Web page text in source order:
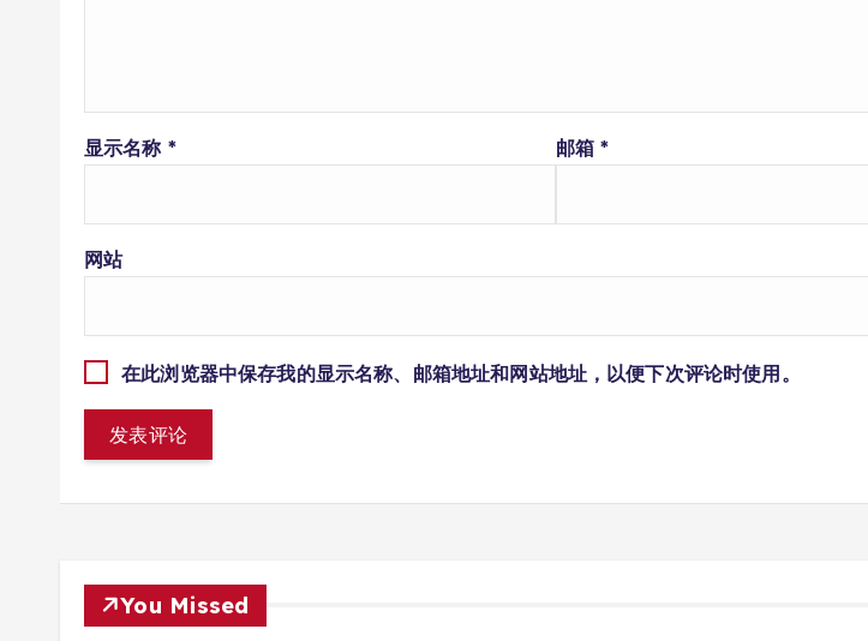
显示名称 * 邮箱*
网站
在此浏览器中保存我的显示名称、邮箱地址和网站地址，以便下次评论时使用。
You Missed